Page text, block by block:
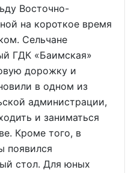
Восточно-
на короткое время
Сельчане
ГДК «Баимская»
дорожку и
в одном из
администрации,
и заниматься
Кроме того, в
появился
стол. Для юных